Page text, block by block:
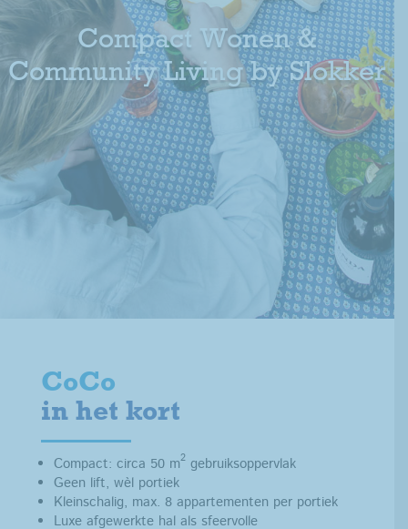
Compact Wonen &
Community Livingby Slokker
CoCo
in het kort
Compact: circa 50 m2 gebruiksoppervlak
Geen lift, wèl portiek
Kleinschalig, max. 8 appartementen per portiek
Luxe afgewerkte hal als sfeervolle